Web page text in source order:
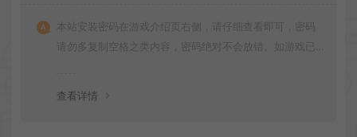
本站安装密码在游戏介绍页右侧，请仔细查看即可，密码
请勿多复制空格之类内容，密码绝对不会放错。如游戏已
查看详情